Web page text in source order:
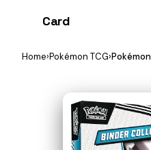
Card
Home›Pokémon TCG›